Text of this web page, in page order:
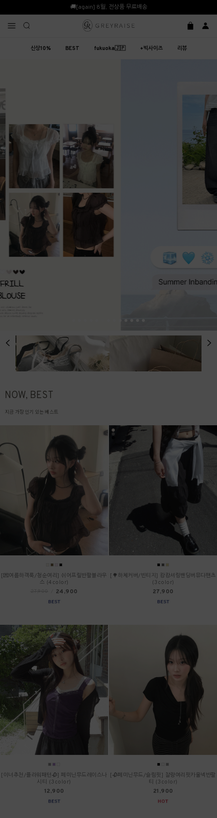
🚚[again] 8월, 전상품 무료배송
신상10% BEST fukuoka🇯🇵 +빅사이즈 리뷰
# TODAY DELIVERY
남들보다 빠른 오늘출발! 오직 그레이레이즈에서만
NOW, BEST
지금 가장 인기 있는 베스트
[💌여름하객룩/청순여리] 쉬어프릴반팔블라우
스 (4color)
24,900
[🌳하체커버/빈티지] 캉캉셔링밴딩버뮤다팬츠
(3color)
27,900
[이너추천/플라워패턴🥀] 페미닌무드레이스나
시티 (3color)
12,900
[🥀페미닌무드/슬림핏] 찰랑여리핏카울넥반팔
티 (3color)
21,900